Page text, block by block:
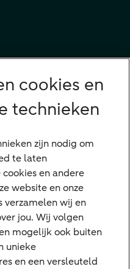
cookies en
technieken
zijn nodig om
te laten
en andere
website en onze
verzamelen wij en
jou. Wij volgen
mogelijk ook buiten
unieke
en een versleuteld